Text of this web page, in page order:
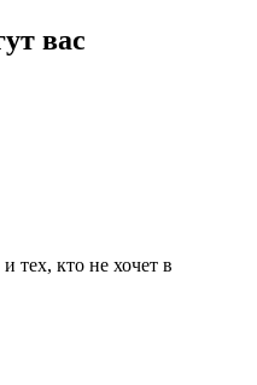
вас
тех, кто не хочет в